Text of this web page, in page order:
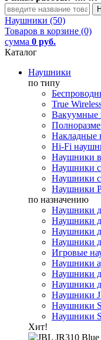
Наушники (50)
Товаров в корзине (0)
сумма 0 руб.
Каталог
Наушники
по типу
True
Вакуумные
Накладные
Hi-Fi
Наушники
Наушники
Наушники
Наушники
по назначению
Наушники
Наушники
Наушники
Наушники
Игровые
Наушники
Наушники
Наушники
Наушники
Наушники
Наушники
Хит!